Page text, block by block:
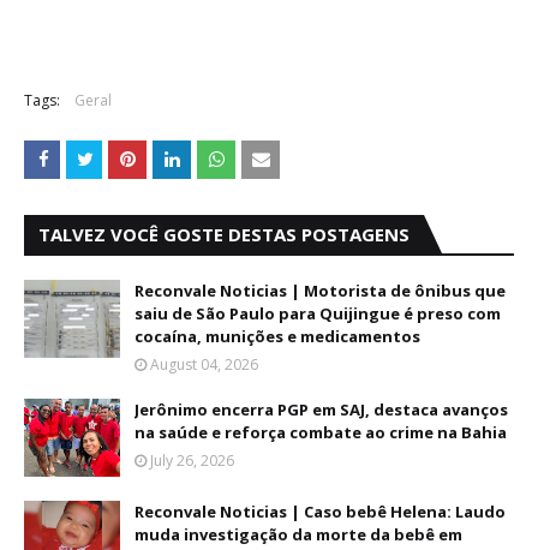
Tags: Geral
TALVEZ VOCÊ GOSTE DESTAS POSTAGENS
Reconvale Noticias | Motorista de ônibus que
saiu de São Paulo para Quijingue é preso com
cocaína, munições e medicamentos
August 04, 2026
Jerônimo encerra PGP em SAJ, destaca avanços
na saúde e reforça combate ao crime na Bahia
July 26, 2026
Reconvale Noticias | Caso bebê Helena: Laudo
muda investigação da morte da bebê em